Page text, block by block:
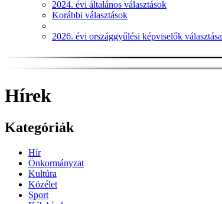
2024. évi általános választások
Korábbi választások
2026. évi országgyűlési képviselők választása
Hírek
Kategóriák
Hír
Önkormányzat
Kultúra
Közélet
Sport